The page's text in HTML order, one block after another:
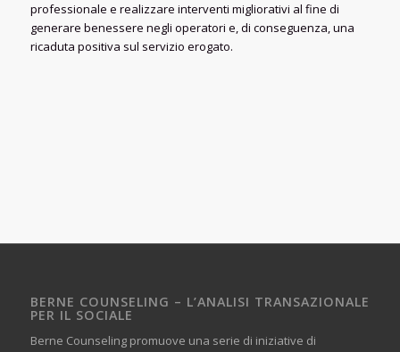
professionale e realizzare interventi migliorativi al fine di
generare benessere negli operatori e, di conseguenza, una
ricaduta positiva sul servizio erogato.
BERNE COUNSELING – L’ANALISI TRANSAZIONALE
PER IL SOCIALE
Berne Counseling promuove una serie di iniziative di